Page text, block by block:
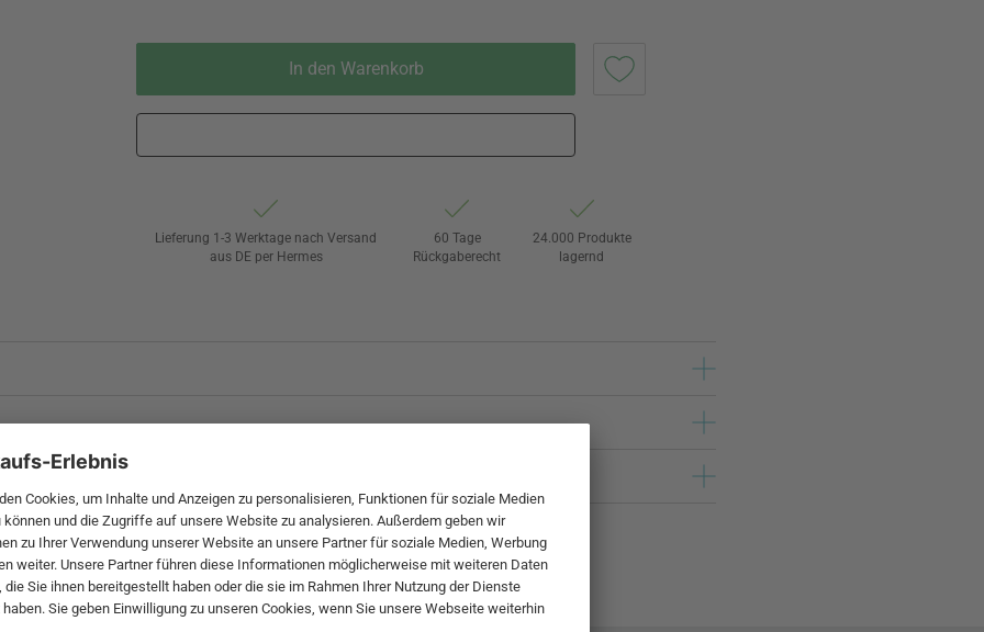
In den Warenkorb
Lieferung 1-3 Werktage nach Versand
aus DE per Hermes
60 Tage
Rückgaberecht
24.000 Produkte
lagernd